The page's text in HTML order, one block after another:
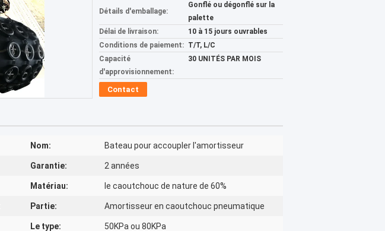
Détails d'emballage:
Gonflé ou dégonflé sur la
palette
Délai de livraison:
10 à 15 jours ouvrables
Conditions de paiement: T/T, L/C
Capacité
d'approvisionnement:
30 UNITÉS PAR MOIS
Contact
Nom: Bateau pour accoupler l'amortisseur
Garantie: 2 années
Matériau: le caoutchouc de nature de 60%
Partie: Amortisseur en caoutchouc pneumatique
Le type: 50KPa ou 80KPa